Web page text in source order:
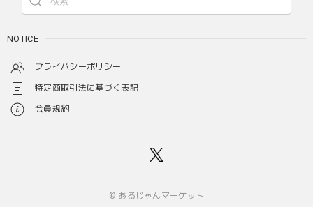
NOTICE
プライバシーポリシー
特定商取引法に基づく表記
会員規約
© あるじゃんマーケット